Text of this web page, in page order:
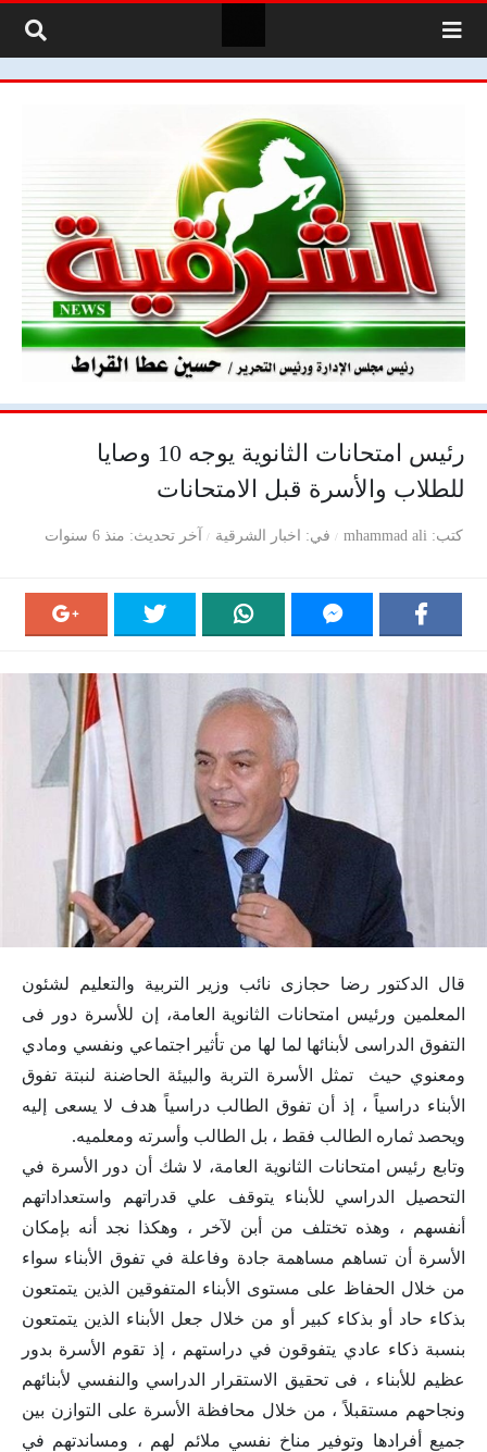
رئيس امتحانات الثانوية يوجه 10 وصايا
للطلاب والأسرة قبل الامتحانات
كتب mhammad ali في اخبار الشرقية آخر تحديث منذ 6 سنوات
قال الدكتور رضا حجازى نائب وزير التربية والتعليم لشئون
المعلمين ورئيس امتحانات الثانوية العامة، إن للأسرة دور فى
التفوق الدراسى لأبنائها لما لها من تأثير اجتماعي ونفسي ومادي
ومعنوي حيث تمثل الأسرة التربة والبيئة الحاضنة لنبتة تفوق
الأبناء دراسياً ، إذ أن تفوق الطالب دراسياً هدف لا يسعى إليه
ويحصد ثماره الطالب فقط ، بل الطالب وأسرته ومعلميه.
وتابع رئيس امتحانات الثانوية العامة، لا شك أن دور الأسرة في
التحصيل الدراسي للأبناء يتوقف علي قدراتهم واستعداداتهم
أنفسهم ، وهذه تختلف من أبن لآخر ، وهكذا نجد أنه بإمكان
الأسرة أن تساهم مساهمة جادة وفاعلة في تفوق الأبناء سواء
من خلال الحفاظ على مستوى الأبناء المتفوقين الذين يتمتعون
بذكاء حاد أو بذكاء كبير أو من خلال جعل الأبناء الذين يتمتعون
بنسبة ذكاء عادي يتفوقون في دراستهم ، إذ تقوم الأسرة بدور
عظيم للأبناء ، فى تحقيق الاستقرار الدراسي والنفسي لأبنائهم
ونجاحهم مستقبلاً ، من خلال محافظة الأسرة على التوازن بين
جميع أفرادها وتوفير مناخ نفسي ملائم لهم ، ومساندتهم في